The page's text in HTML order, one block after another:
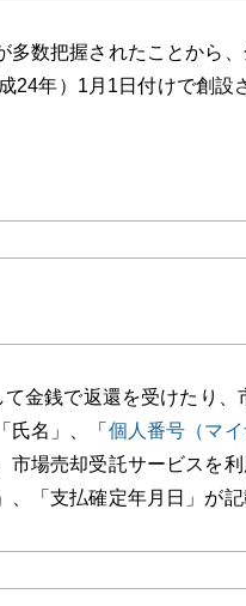
数把握されたことから
年）1月1日付けで創設
金銭で返還を受けたり
名」、「 個人番号（マイ
場売却受託サービスを
「支払確定年月日」が記